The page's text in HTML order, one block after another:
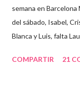
semana en
del sábado, Isabel,
Blanca y Luis, falta
primero un poco de
COMPARTIR 21